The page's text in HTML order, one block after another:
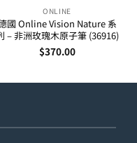
ONLINE
國 Online Vision Nature 系
– 非洲玫瑰木原子筆 (36916)
$370.00